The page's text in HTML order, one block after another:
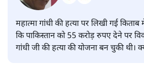
महात्मा गांधी की हत्या पर लिखी गई किताब
कि पाकिस्तान को 55 करोड़ रुपए देने पर
गांधी जी की हत्या की योजना बन चुकी थी।